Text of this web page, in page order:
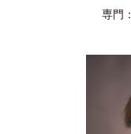
専門：